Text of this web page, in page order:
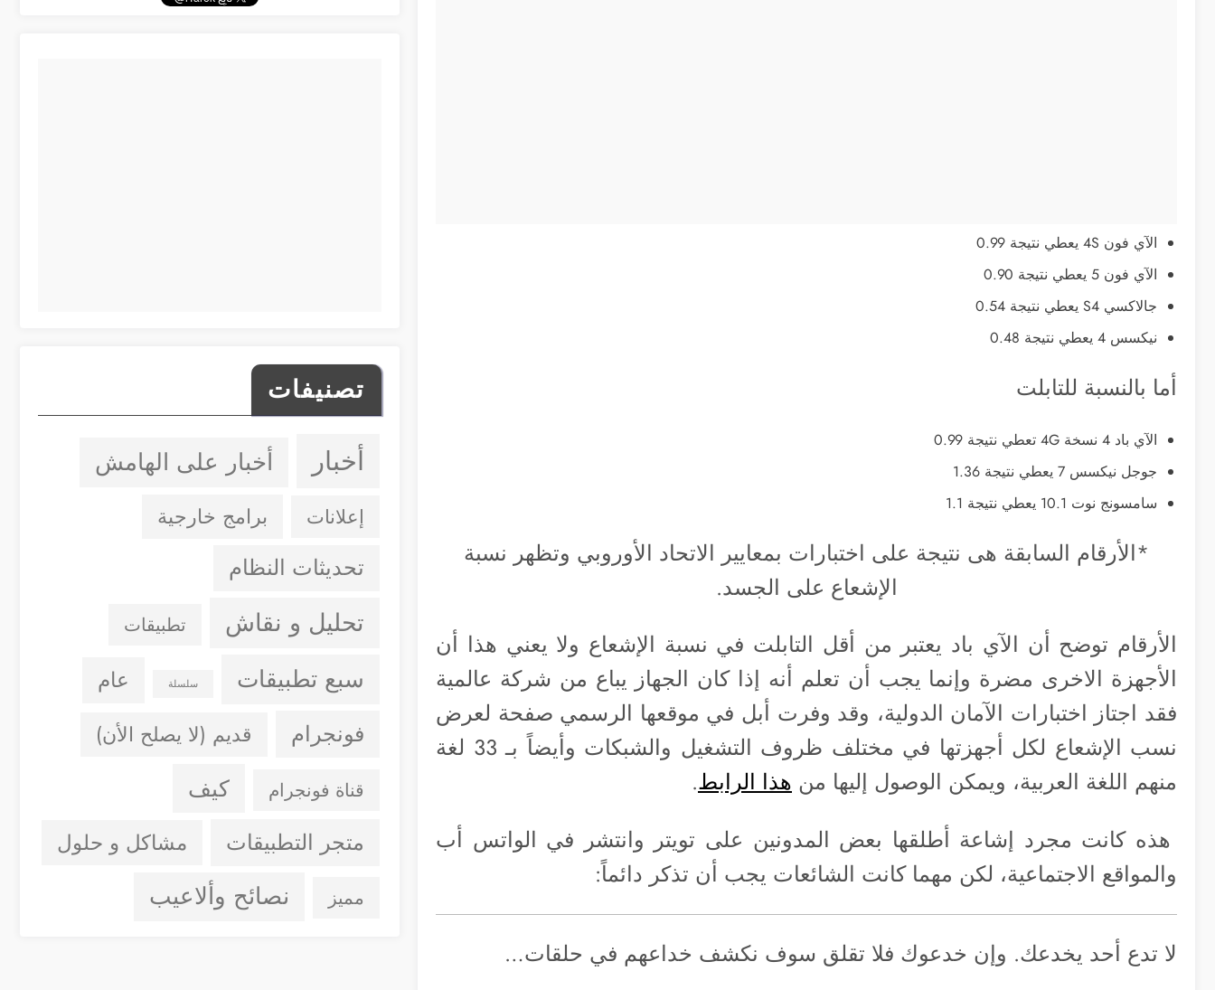
الآي فون 4S يعطي نتيجة 0.99
الآي فون 5 يعطي نتيجة 0.90
جالاكسي S4 يعطي نتيجة 0.54
نيكسس 4 يعطي نتيجة 0.48
أما بالنسبة للتابلت
الآي باد 4 نسخة 4G تعطي نتيجة 0.99
جوجل نيكسس 7 يعطي نتيجة 1.36
سامسونج نوت 10.1 يعطي نتيجة 1.1
*الأرقام السابقة هى نتيجة على اختبارات بمعايير الاتحاد الأوروبي وتظهر نسبة
الإشعاع على الجسد.
الأرقام توضح أن الآي باد يعتبر من أقل التابلت في نسبة الإشعاع ولا يعني هذا أن
الأجهزة الاخرى مضرة وإنما يجب أن تعلم أنه إذا كان الجهاز يباع من شركة عالمية
فقد اجتاز اختبارات الآمان الدولية، وقد وفرت أبل في موقعها الرسمي صفحة لعرض
نسب الإشعاع لكل أجهزتها في مختلف ظروف التشغيل والشبكات وأيضاً بـ 33 لغة
منهم اللغة العربية، ويمكن الوصول إليها من هذا الرابط.
هذه كانت مجرد إشاعة أطلقها بعض المدونين على تويتر وانتشر في الواتس أب
والمواقع الاجتماعية، لكن مهما كانت الشائعات يجب أن تذكر دائماً:
لا تدع أحد يخدعك. وإن خدعوك فلا تقلق سوف نكشف خداعهم في حلقات…
تصنيفات
أخبار أخبار على الهامش
إعلانات برامج خارجية
تحديثات النظام
تحليل و نقاش تطبيقات
سبع تطبيقات سلسلة عام
فونجرام قديم (لا يصلح الأن)
قناة فونجرام كيف
متجر التطبيقات مشاكل و حلول
مميز نصائح وألاعيب